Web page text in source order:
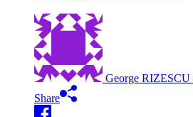
George RIZESCU
Share